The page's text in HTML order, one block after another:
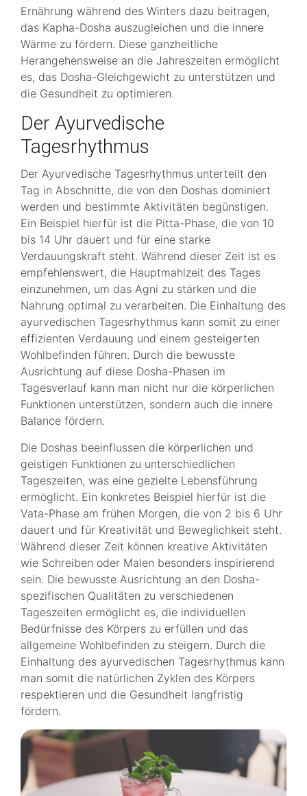
Ernährung während des Winters dazu beitragen,
das Kapha-Dosha auszugleichen und die innere
Wärme zu fördern. Diese ganzheitliche
Herangehensweise an die Jahreszeiten ermöglicht
es, das Dosha-Gleichgewicht zu unterstützen und
die Gesundheit zu optimieren.
Der Ayurvedische
Tagesrhythmus
Der Ayurvedische Tagesrhythmus unterteilt den
Tag in Abschnitte, die von den Doshas dominiert
werden und bestimmte Aktivitäten begünstigen.
Ein Beispiel hierfür ist die Pitta-Phase, die von 10
bis 14 Uhr dauert und für eine starke
Verdauungskraft steht. Während dieser Zeit ist es
empfehlenswert, die Hauptmahlzeit des Tages
einzunehmen, um das Agni zu stärken und die
Nahrung optimal zu verarbeiten. Die Einhaltung des
ayurvedischen Tagesrhythmus kann somit zu einer
effizienten Verdauung und einem gesteigerten
Wohlbefinden führen. Durch die bewusste
Ausrichtung auf diese Dosha-Phasen im
Tagesverlauf kann man nicht nur die körperlichen
Funktionen unterstützen, sondern auch die innere
Balance fördern.
Die Doshas beeinflussen die körperlichen und
geistigen Funktionen zu unterschiedlichen
Tageszeiten, was eine gezielte Lebensführung
ermöglicht. Ein konkretes Beispiel hierfür ist die
Vata-Phase am frühen Morgen, die von 2 bis 6 Uhr
dauert und für Kreativität und Beweglichkeit steht.
Während dieser Zeit können kreative Aktivitäten
wie Schreiben oder Malen besonders inspirierend
sein. Die bewusste Ausrichtung an den Dosha-
spezifischen Qualitäten zu verschiedenen
Tageszeiten ermöglicht es, die individuellen
Bedürfnisse des Körpers zu erfüllen und das
allgemeine Wohlbefinden zu steigern. Durch die
Einhaltung des ayurvedischen Tagesrhythmus kann
man somit die natürlichen Zyklen des Körpers
respektieren und die Gesundheit langfristig
fördern.